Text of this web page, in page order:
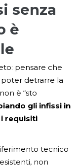
senza
è
pensare che
detrarre la
è “sto
gli infissi in
requisiti
tecnico
non